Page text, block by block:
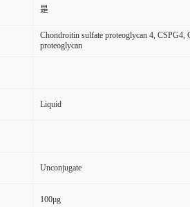
是
Chondroitin sulfate proteoglycan 4, CSPG4,
proteoglycan
Liquid
Unconjugate
100μg